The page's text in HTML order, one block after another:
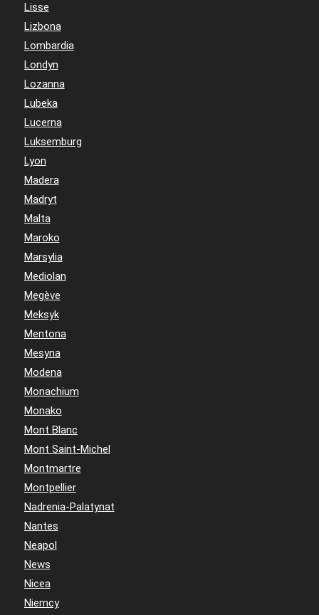
Lisse
Lizbona
Lombardia
Londyn
Lozanna
Lubeka
Lucerna
Luksemburg
Lyon
Madera
Madryt
Malta
Maroko
Marsylia
Mediolan
Megève
Meksyk
Mentona
Mesyna
Modena
Monachium
Monako
Mont Blanc
Mont Saint-Michel
Montmartre
Montpellier
Nadrenia-Palatynat
Nantes
Neapol
News
Nicea
Niemcy